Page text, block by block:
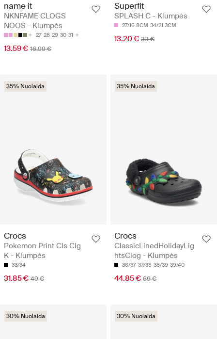
name it
NKNFAME CLOGS
NOOS - Klumpės
27 28 29 30 31
13.59 € 16.99 €
Superfit
SPLASH C - Klumpės
27/16.8CM 34/21.3CM
13.20 € 33 €
35% Nuolaida
Crocs
Pokemon Print Cls Clg
K - Klumpės
33/34
31.85 € 49 €
35% Nuolaida
Crocs
ClassicLinedHolidayLig
htsClog - Klumpės
36/37 37/38 38/39 39/40
44.85 € 69 €
30% Nuolaida 30% Nuolaida